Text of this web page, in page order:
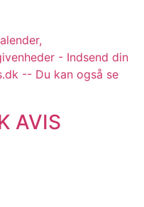
- Indsend din
-- Du kan også se
AVIS